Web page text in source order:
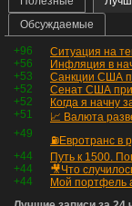
Обсуждаемые
+96
Ситуация на
+56
+53
+52
+52
Когда я начну
+51
📈 Валюта
+49
+44
+44
+44